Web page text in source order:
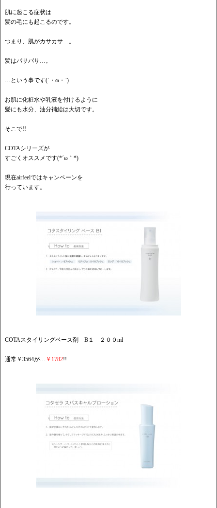
肌に起こる症状は
髪の毛にも起こるのです。
つまり、肌がカサカサ…。
髪はパサパサ…。
…という事です(´・ω・`)
お肌に化粧水や乳液を付けるように
髪にも水分、油分補給は大切です。
そこで!!
COTAシリーズが
すごくオススメです(*´ω｀*)
現在airfeelではキャンペーンを
行っています。
COTAスタイリングベース剤 B１ ２００ml
通常￥3564が… ￥1782!!